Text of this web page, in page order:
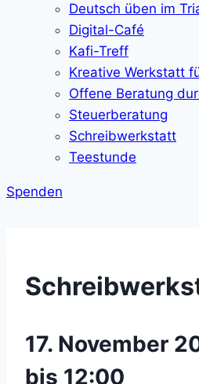
Deutsch üben im
Digital-Café
Kafi-Treff
Kreative Werkstatt
Offene Beratung
Steuerberatung
Schreibwerkstatt
Teestunde
Spenden
17. November
bis 12:00